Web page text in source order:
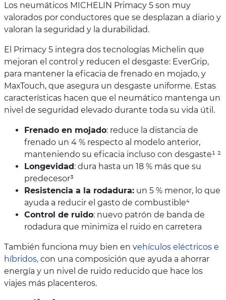
Los neumáticos MICHELIN Primacy 5 son muy
valorados por conductores que se desplazan a diario y
valoran la seguridad y la durabilidad.
El Primacy 5 integra dos tecnologías Michelin que
mejoran el control y reducen el desgaste: EverGrip,
para mantener la eficacia de frenado en mojado, y
MaxTouch, que asegura un desgaste uniforme. Estas
características hacen que el neumático mantenga un
nivel de seguridad elevado durante toda su vida útil.
Frenado en mojado: reduce la distancia de
frenado un 4 % respecto al modelo anterior,
manteniendo su eficacia incluso con desgaste¹ ²
Longevidad : dura hasta un 18 % más que su
predecesor³
Resistencia a la rodadura: un 5 % menor, lo que
ayuda a reducir el gasto de combustible⁴
Control de ruido: nuevo patrón de banda de
rodadura que minimiza el ruido en carretera
También funciona muy bien en vehículos eléctricos e
híbridos, con una composición que ayuda a ahorrar
energía y un nivel de ruido reducido que hace los
viajes más placenteros.